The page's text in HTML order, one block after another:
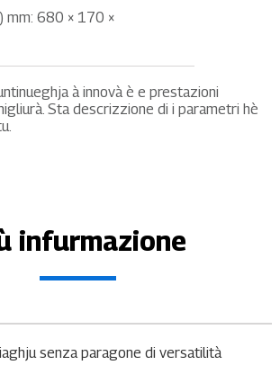
mm: 680 × 170 ×
à innovà è e prestazioni
Sta descrizzione di i parametri hè
infurmazione
senza paragone di versatilità